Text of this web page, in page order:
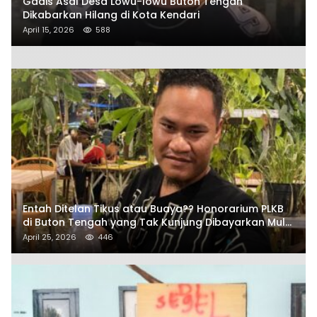
Dikabarkan Hilang di Kota Kendari
April 15, 2026 588
Entah Ditelan Tikus atau Buaya?? Honorarium PLKB
di Buton Tengah yang Tak Kunjung Dibayarkan Mulai
Disorot SAMURAIS
April 25, 2026 446